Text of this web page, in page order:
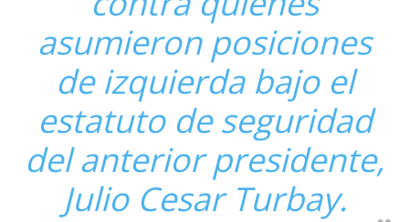
asumieron posiciones
de izquierda bajo el
estatuto de seguridad
del anterior presidente,
Julio Cesar Turbay.